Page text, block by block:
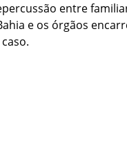
entre
e os órgãos